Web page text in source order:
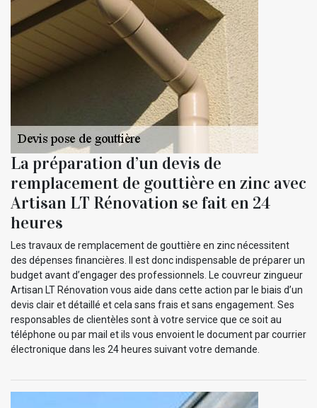
La préparation d’un devis de
remplacement de gouttière en zinc avec
Artisan LT Rénovation se fait en 24
heures
Les travaux de remplacement de gouttière en zinc nécessitent
des dépenses financières. Il est donc indispensable de préparer un
budget avant d’engager des professionnels. Le couvreur zingueur
Artisan LT Rénovation vous aide dans cette action par le biais d’un
devis clair et détaillé et cela sans frais et sans engagement. Ses
responsables de clientèles sont à votre service que ce soit au
téléphone ou par mail et ils vous envoient le document par courrier
électronique dans les 24 heures suivant votre demande.